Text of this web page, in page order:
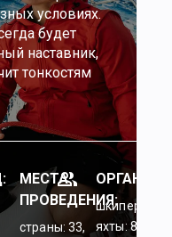
условиях.
будет
наставник,
тонкостям
МЕСТА
ПРОВЕДЕНИЯ:
страны: 33,
шкиперы: 45,
яхты: 84